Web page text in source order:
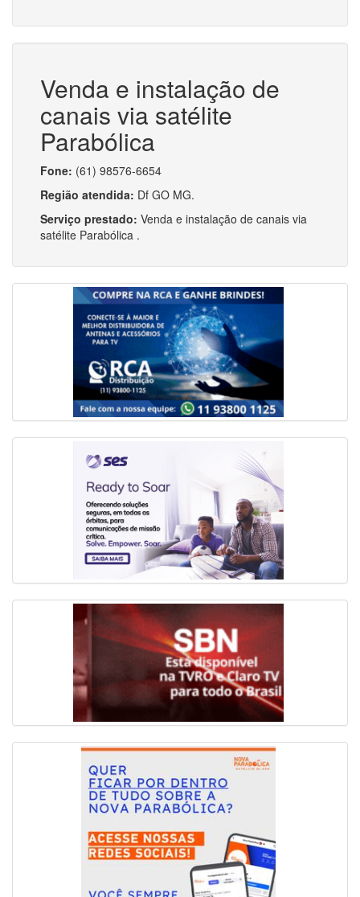
Venda e instalação de
canais via satélite
Parabólica
Fone: (61) 98576-6654
Região atendida: Df GO MG.
Serviço prestado: Venda e instalação de canais via
satélite Parabólica .